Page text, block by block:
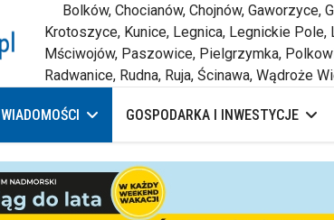
Bolków, Chocianów, Chojnów, Gaworzyce,
Krotoszyce, Kunice, Legnica, Legnickie Pole,
Mściwojów, Paszowice, Pielgrzymka,
Radwanice, Rudna, Ruja, Ścinawa, Wądroże
WIADOMOŚCI GOSPODARKA I INWESTYCJE